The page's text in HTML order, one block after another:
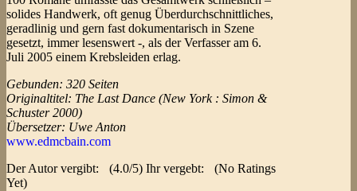
solides Handwerk, oft genug Überdurchschnittliches,
geradlinig und gern fast dokumentarisch in Szene
gesetzt, immer lesenswert -, als der Verfasser am 6.
Juli 2005 einem Krebsleiden erlag.
Gebunden: 320 Seiten
Originaltitel: The Last Dance (New York : Simon &
Schuster 2000)
Übersetzer: Uwe Anton
www.edmcbain.com
Der Autor vergibt:
(4.0/5) Ihr vergebt:
(No Ratings
Yet)